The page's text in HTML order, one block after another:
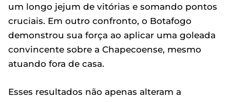
um longo jejum de vitórias e somando pontos
cruciais. Em outro confronto, o Botafogo
demonstrou sua força ao aplicar uma goleada
convincente sobre a Chapecoense, mesmo
atuando fora de casa.
Esses resultados não apenas alteram a